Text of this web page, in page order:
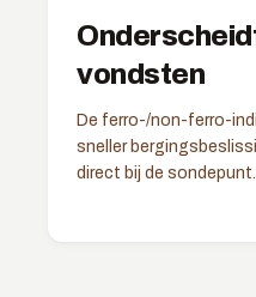
vondsten
De ferro-/non-ferro-
sneller
direct bij de sondepunt.